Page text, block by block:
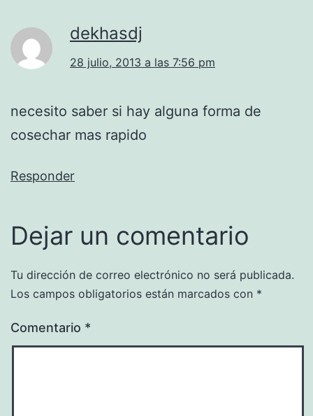
dekhasdj
28 julio, 2013 a las 7:56 pm
necesito saber si hay alguna forma de
cosechar mas rapido
Responder
Dejar un comentario
Tu dirección de correo electrónico no será publicada.
Los campos obligatorios están marcados con *
Comentario *